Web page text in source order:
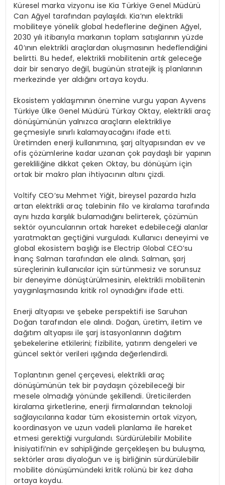
Küresel marka vizyonu ise Kia Türkiye Genel Müdürü
Can Ağyel tarafından paylaşıldı. Kia’nın elektrikli
mobiliteye yönelik global hedeflerine değinen Ağyel,
2030 yılı itibarıyla markanın toplam satışlarının yüzde
40’ının elektrikli araçlardan oluşmasının hedeflendiğini
belirtti. Bu hedef, elektrikli mobilitenin artık geleceğe
dair bir senaryo değil, bugünün stratejik iş planlarının
merkezinde yer aldığını ortaya koydu.
Ekosistem yaklaşımının önemine vurgu yapan Ayvens
Türkiye Ülke Genel Müdürü Türkay Oktay, elektrikli araç
dönüşümünün yalnızca araçların elektrikliye
geçmesiyle sınırlı kalamayacağını ifade etti.
Üretimden enerji kullanımına, şarj altyapısından ev ve
ofis çözümlerine kadar uzanan çok paydaşlı bir yapının
gerekliliğine dikkat çeken Oktay, bu dönüşüm için
ortak bir makro plan ihtiyacının altını çizdi.
Voltify CEO’su Mehmet Yiğit, bireysel pazarda hızla
artan elektrikli araç talebinin filo ve kiralama tarafında
aynı hızda karşılık bulamadığını belirterek, çözümün
sektör oyuncularının ortak hareket edebileceği alanlar
yaratmaktan geçtiğini vurguladı. Kullanıcı deneyimi ve
global ekosistem başlığı ise Electrip Global CEO’su
İnanç Salman tarafından ele alındı. Salman, şarj
süreçlerinin kullanıcılar için sürtünmesiz ve sorunsuz
bir deneyime dönüştürülmesinin, elektrikli mobilitenin
yaygınlaşmasında kritik rol oynadığını ifade etti.
Enerji altyapısı ve şebeke perspektifi ise Saruhan
Doğan tarafından ele alındı. Doğan, üretim, iletim ve
dağıtım altyapısı ile şarj istasyonlarının dağıtım
şebekelerine etkilerini; fizibilite, yatırım dengeleri ve
güncel sektör verileri ışığında değerlendirdi.
Toplantının genel çerçevesi, elektrikli araç
dönüşümünün tek bir paydaşın çözebileceği bir
mesele olmadığı yönünde şekillendi. Üreticilerden
kiralama şirketlerine, enerji firmalarından teknoloji
sağlayıcılarına kadar tüm ekosistemin ortak vizyon,
koordinasyon ve uzun vadeli planlama ile hareket
etmesi gerektiği vurgulandı. Sürdürülebilir Mobilite
İnisiyatifi’nin ev sahipliğinde gerçekleşen bu buluşma,
sektörler arası diyaloğun ve iş birliğinin sürdürülebilir
mobilite dönüşümündeki kritik rolünü bir kez daha
ortaya koydu.